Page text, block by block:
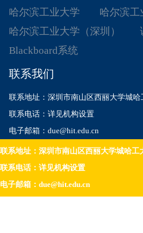
哈尔滨工业大学
哈尔滨工
哈尔滨工业大学（深圳）
Blackboard系统
联系我们
联系地址：深圳市南山区西丽大学城哈
联系电话：详见机构设置
电子邮箱：due@hit.edu.cn
联系地址：深圳市南山区西丽大学城哈工
联系电话：详见机构设置
电子邮箱：due@hit.edu.cn